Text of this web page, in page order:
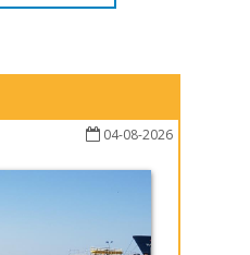
04-08-2026